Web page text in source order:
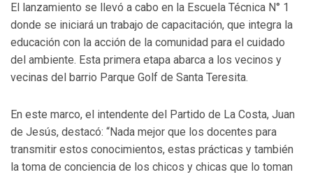
El lanzamiento se llevó a cabo en la Escuela Técnica N° 1
donde se iniciará un trabajo de capacitación, que integra la
educación con la acción de la comunidad para el cuidado
del ambiente. Esta primera etapa abarca a los vecinos y
vecinas del barrio Parque Golf de Santa Teresita.
En este marco, el intendente del Partido de La Costa, Juan
de Jesús, destacó: “Nada mejor que los docentes para
transmitir estos conocimientos, estas prácticas y también
la toma de conciencia de los chicos y chicas que lo toman